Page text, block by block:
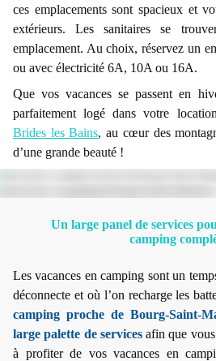
ces emplacements sont spacieux et
extérieurs. Les sanitaires se
emplacement. Au choix, réservez un
ou avec électricité 6A, 10A ou 16A.
Que vos vacances se passent en
parfaitement logé dans votre
Brides les Bains, au cœur des
d’une grande beauté !
Un large panel de services
camping
Les vacances en camping sont un
déconnecte et où l’on recharge les
camping proche de Bourg-Saint-
large palette de servicesafin que vous
à profiter de vos vacances en